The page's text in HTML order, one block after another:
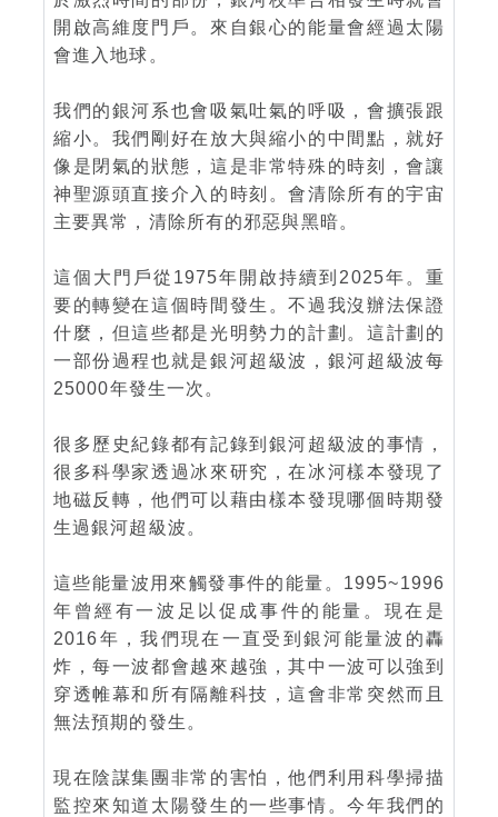
開啟高維度門戶。來自銀心的能量會經過太陽
會進入地球。
我們的銀河系也會吸氣吐氣的呼吸，會擴張跟
縮小。我們剛好在放大與縮小的中間點，就好
像是閉氣的狀態，這是非常特殊的時刻，會讓
神聖源頭直接介入的時刻。會清除所有的宇宙
主要異常，清除所有的邪惡與黑暗。
這個大門戶從1975年開啟持續到2025年。重
要的轉變在這個時間發生。不過我沒辦法保證
什麼，但這些都是光明勢力的計劃。這計劃的
一部份過程也就是銀河超級波，銀河超級波每
25000年發生一次。
很多歷史紀錄都有記錄到銀河超級波的事情，
很多科學家透過冰來研究，在冰河樣本發現了
地磁反轉，他們可以藉由樣本發現哪個時期發
生過銀河超級波。
這些能量波用來觸發事件的能量。1995~1996
年曾經有一波足以促成事件的能量。現在是
2016年，我們現在一直受到銀河能量波的轟
炸，每一波都會越來越強，其中一波可以強到
穿透帷幕和所有隔離科技，這會非常突然而且
無法預期的發生。
現在陰謀集團非常的害怕，他們利用科學掃描
監控來知道太陽發生的一些事情。今年我們的